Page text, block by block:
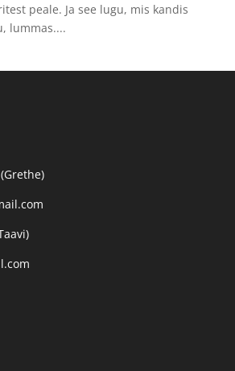
peale. Ja see lugu, mis kandis
lummas....